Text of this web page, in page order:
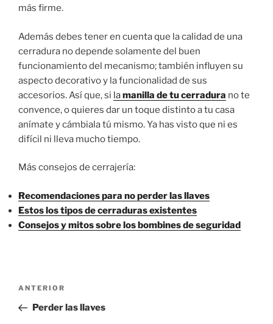
más firme.
Además debes tener en cuenta que la calidad de una
cerradura no depende solamente del buen
funcionamiento del mecanismo; también influyen su
aspecto decorativo y la funcionalidad de sus
accesorios. Así que, si lamanilla de tu cerradura no te
convence, o quieres dar un toque distinto a tu casa
anímate y cámbiala tú mismo. Ya has visto que ni es
difícil ni lleva mucho tiempo.
Más consejos de cerrajería:
Recomendaciones para no perder las llaves
Estos los tipos de cerraduras existentes
Consejos y mitos sobre los bombines de seguridad
Navegación
entradas
Entrada
anterior:
ANTERIOR
Perder las llaves